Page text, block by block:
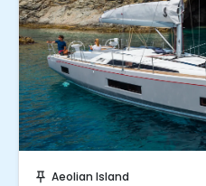
push_pin Aeolian Island